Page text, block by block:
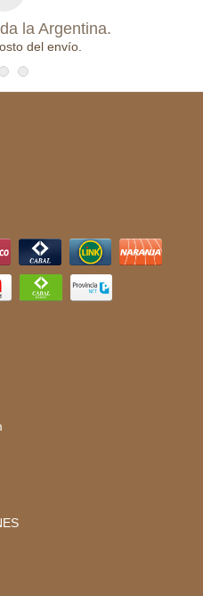
la Argentina.
del envío.